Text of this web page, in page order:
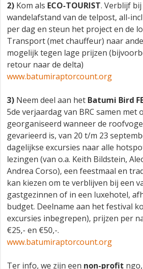
2) Kom als ECO-TOURIST. Verblijf
wandelafstand van de telpost, all-
per dag en steun het project en de
Transport (met chauffeur) naar
mogelijk tegen lage prijzen
retour naar de delta)
www.batumiraptorcount.org
3) Neem deel aan het Batumi Bird
5de verjaardag van BRC samen met
georganiseerd wanneer de
gevarieerd is, van 20 t/m 23
dagelijkse excursies naar alle
lezingen (van o.a. Keith Bildstein,
Andrea Corso), een feestmaal en
kan kiezen om te verblijven bij een
gastgezinnen of in een luxehotel,
budget. Deelname aan het festival
excursies inbegrepen), prijzen per
€25,- en €50,-.
www.batumiraptorcount.org
Ter info, we zijn een non-profit